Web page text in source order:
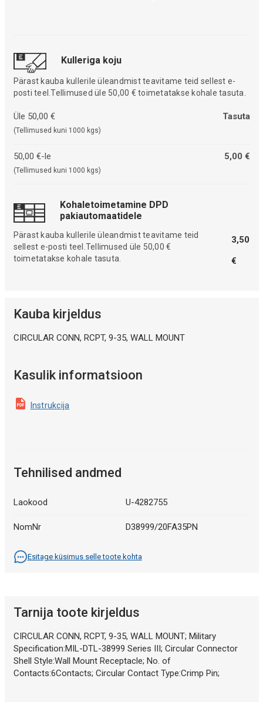
Kulleriga koju
Pärast kauba kullerile üleandmist teavitame teid sellest e-
posti teel.Tellimused üle 50,00 € toimetatakse kohale tasuta.
Üle 50,00 €
(Tellimused kuni 1000 kgs)
Tasuta
50,00 €-le
(Tellimused kuni 1000 kgs)
5,00 €
Kohaletoimetamine DPD
pakiautomaatidele
Pärast kauba kullerile üleandmist teavitame teid
sellest e-posti teel.Tellimused üle 50,00 €
toimetatakse kohale tasuta.
3,50
€
Kauba kirjeldus
CIRCULAR CONN, RCPT, 9-35, WALL MOUNT
Kasulik informatsioon
Instrukcija
Tehnilised andmed
Laokood U-4282755
NomNr D38999/20FA35PN
Esitage küsimus selle toote kohta
Tarnija toote kirjeldus
CIRCULAR CONN, RCPT, 9-35, WALL MOUNT; Military
Specification:MIL-DTL-38999 Series III; Circular Connector
Shell Style:Wall Mount Receptacle; No. of
Contacts:6Contacts; Circular Contact Type:Crimp Pin;